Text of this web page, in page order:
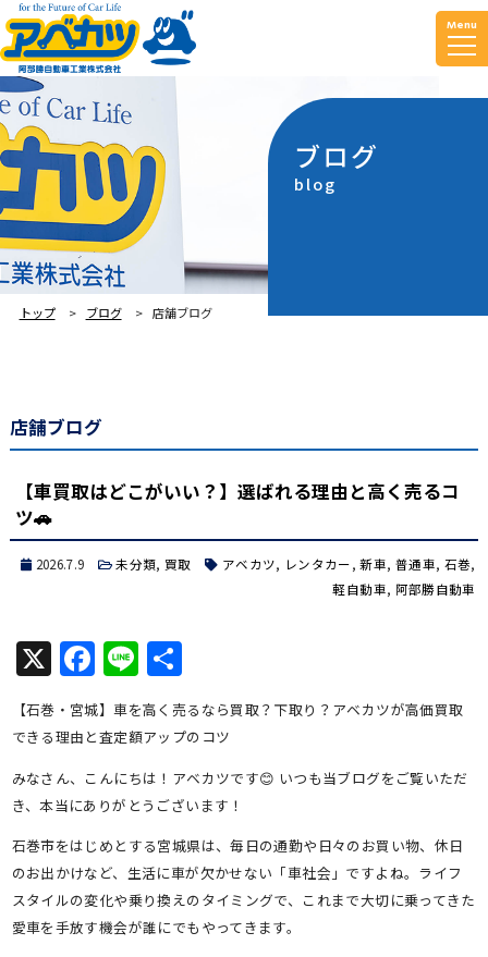
Menu
ブログ
blog
トップ ブログ 店舗ブログ
店舗ブログ
【車買取はどこがいい？】選ばれる理由と高く売るコ
ツ🚗
2026.7.9 未分類, 買取 アベカツ, レンタカー,新車, 普通車, 石巻,
軽自動車, 阿部勝自動車
X Facebook
Line共
有
【石巻・宮城】車を高く売るなら買取？下取り？アベカツが高価買取
できる理由と査定額アップのコツ
みなさん、こんにちは！アベカツです😊 いつも当ブログをご覧いただ
き、本当にありがとうございます！
石巻市をはじめとする宮城県は、毎日の通勤や日々のお買い物、休日
のお出かけなど、生活に車が欠かせない「車社会」ですよね。ライフ
スタイルの変化や乗り換えのタイミングで、これまで大切に乗ってきた
愛車を手放す機会が誰にでもやってきます。